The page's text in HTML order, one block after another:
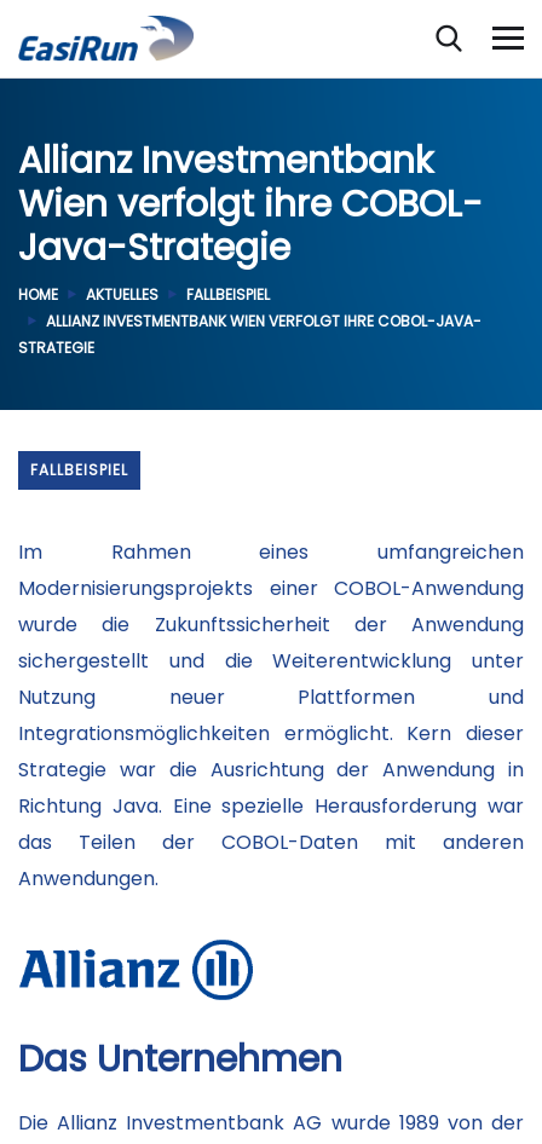
Allianz Investmentbank
Wien verfolgt ihre COBOL-
Java-Strategie
HOME AKTUELLES
FALLBEISPIEL
ALLIANZ INVESTMENTBANK WIEN VERFOLGT IHRE COBOL-JAVA-
STRATEGIE
FALLBEISPIEL
Im Rahmen eines umfangreichen
Modernisierungsprojekts einer COBOL-Anwendung
wurde die Zukunftssicherheit der Anwendung
sichergestellt und die Weiterentwicklung unter
Nutzung neuer Plattformen und
Integrationsmöglichkeiten ermöglicht. Kern dieser
Strategie war die Ausrichtung der Anwendung in
Richtung Java. Eine spezielle Herausforderung war
das Teilen der COBOL-Daten mit anderen
Anwendungen.
Das Unternehmen
Die Allianz Investmentbank AG wurde 1989 von der